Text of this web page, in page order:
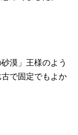
漠」王様のよう
で固定でもよか